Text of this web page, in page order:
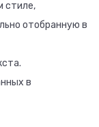
стиле,
отобранную в
в